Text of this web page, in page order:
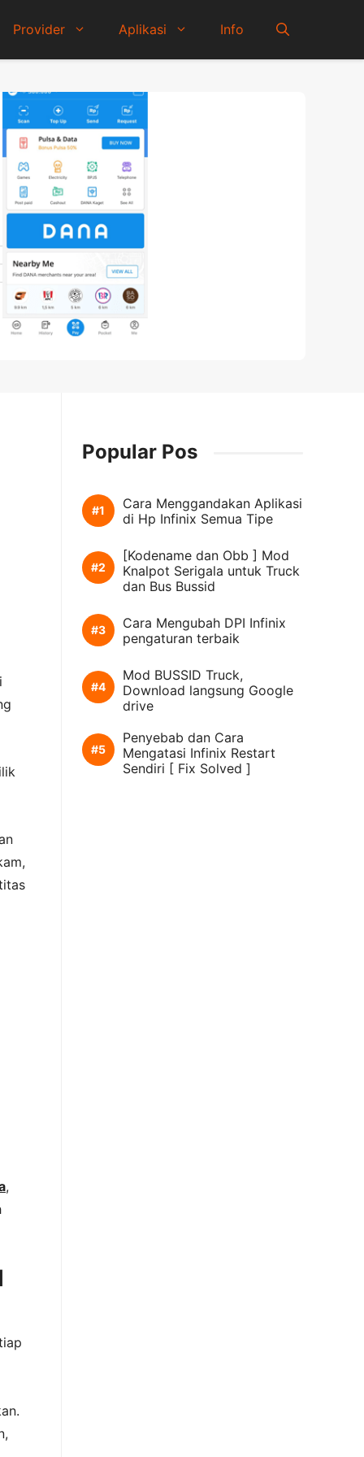
Provider Aplikasi Info
,
Popular Pos
Cara Menggandakan Aplikasi
di Hp Infinix Semua Tipe
[Kodename dan Obb ] Mod
Knalpot Serigala untuk Truck
dan Bus Bussid
Cara Mengubah DPI Infinix
pengaturan terbaik
Mod BUSSID Truck,
Download langsung Google
drive
Penyebab dan Cara
Mengatasi Infinix Restart
Sendiri [ Fix Solved ]